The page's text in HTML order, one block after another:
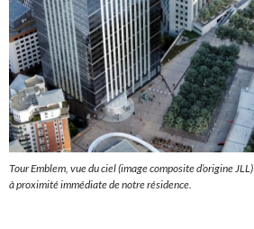
Tour Emblem, vue du ciel (image composite d’origine JLL)
à proximité immédiate de notre résidence.